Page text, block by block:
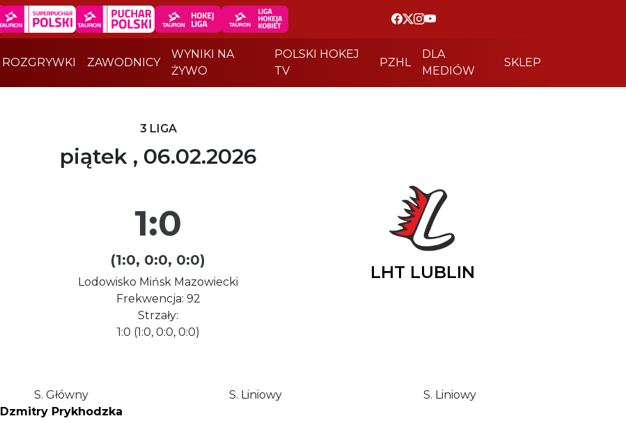
ROZGRYWKI ZAWODNICY
WYNIKI NA
ŻYWO
POLSKI HOKEJ
TV
PZHL
DLA
MEDIÓW
SKLEP
3 LIGA
piątek , 06.02.2026
1:0
(1:0, 0:0, 0:0)
Lodowisko Mińsk Mazowiecki
Frekwencja: 92
Strzały:
1:0 (1:0, 0:0, 0:0)
LHT LUBLIN
S. Główny
Dzmitry Prykhodzka
S. Liniowy S. Liniowy